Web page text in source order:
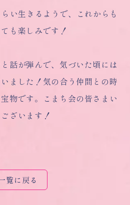
い生きるようで、これからも
も楽しみです！
話が弾んで、気づいた頃には
ました！気の合う仲間との時
物です。こまち会の皆さまい
ざいます！
覧に戻る